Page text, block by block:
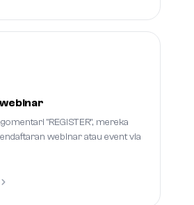
"REGISTER", mereka
webinar atau event via